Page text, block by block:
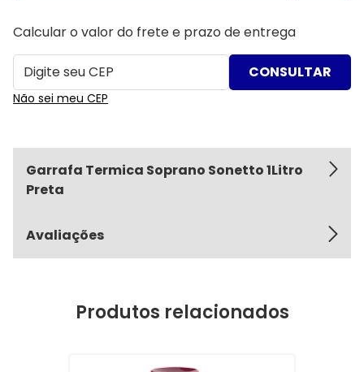
Calcular o valor do frete e prazo de entrega
Não sei meu CEP
Garrafa Termica Soprano Sonetto 1Litro
Preta
Avaliações
Produtos relacionados